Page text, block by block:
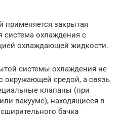
применяется закрытая
система охлаждения с
охлаждающей жидкости.
системы охлаждения не
окружающей средой, а связь
клапаны (при
вакууме), находящиеся в
бачка